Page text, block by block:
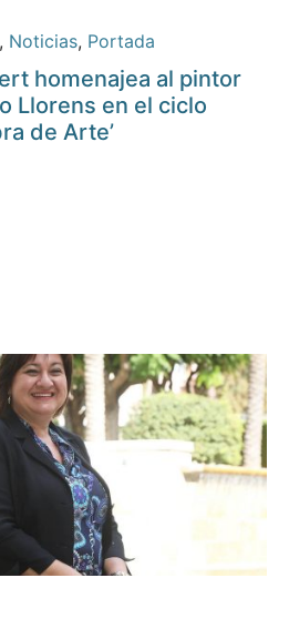
, Noticias, Portada
homenajea al pintor
Llorens en el ciclo
de Arte’